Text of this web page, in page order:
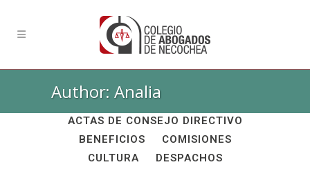
Author: Analia
ALL
ACADÉMICAS
ACTAS DE CONSEJO DIRECTIVO
BENEFICIOS
COMISIONES
CULTURA
DESPACHOS